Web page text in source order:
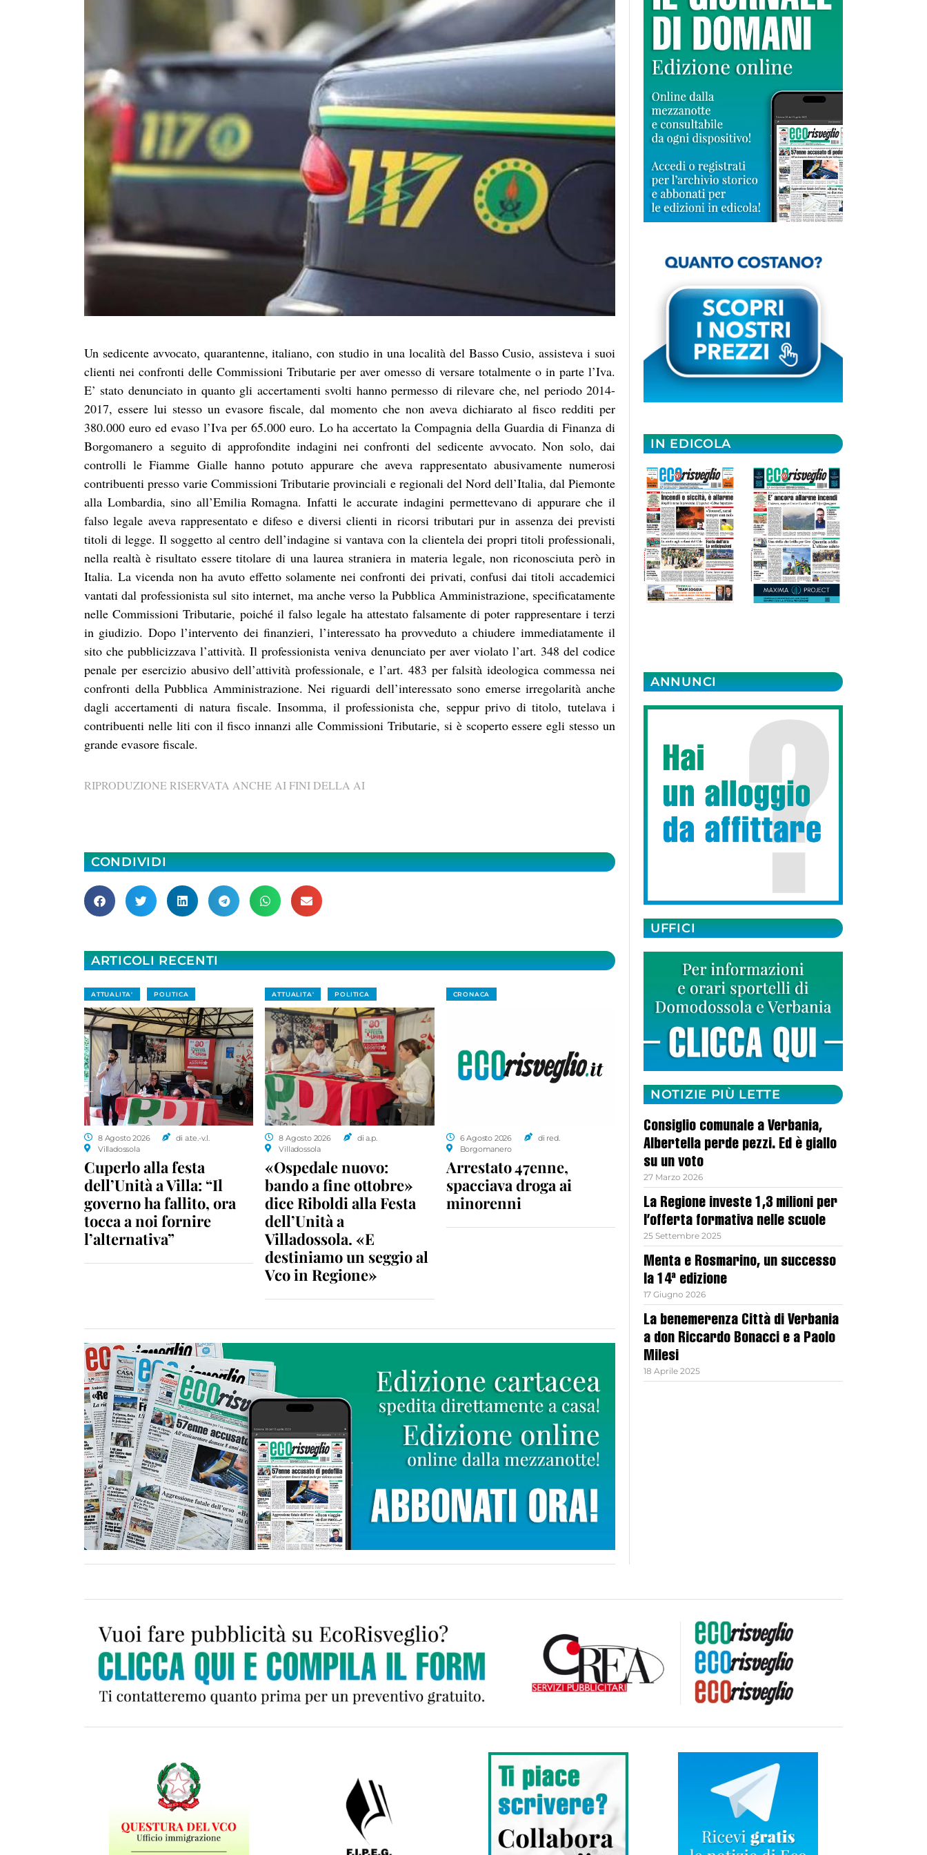
Un sedicente avvocato, quarantenne, italiano, con studio in una località del Basso Cusio, assisteva i suoi
clienti nei confronti delle Commissioni Tributarie per aver omesso di versare totalmente o in parte l’Iva.
E’ stato denunciato in quanto gli accertamenti svolti hanno permesso di rilevare che, nel periodo 2014-
2017, essere lui stesso un evasore fiscale, dal momento che non aveva dichiarato al fisco redditi per
380.000 euro ed evaso l’Iva per 65.000 euro. Lo ha accertato la Compagnia della Guardia di Finanza di
Borgomanero a seguito di approfondite indagini nei confronti del sedicente avvocato. Non solo, dai
controlli le Fiamme Gialle hanno potuto appurare che aveva rappresentato abusivamente numerosi
contribuenti presso varie Commissioni Tributarie provinciali e regionali del Nord dell’Italia, dal Piemonte
alla Lombardia, sino all’Emilia Romagna. Infatti le accurate indagini permettevano di appurare che il
falso legale aveva rappresentato e difeso e diversi clienti in ricorsi tributari pur in assenza dei previsti
titoli di legge. Il soggetto al centro dell’indagine si vantava con la clientela dei propri titoli professionali,
nella realtà è risultato essere titolare di una laurea straniera in materia legale, non riconosciuta però in
Italia. La vicenda non ha avuto effetto solamente nei confronti dei privati, confusi dai titoli accademici
vantati dal professionista sul sito internet, ma anche verso la Pubblica Amministrazione, specificatamente
nelle Commissioni Tributarie, poiché il falso legale ha attestato falsamente di poter rappresentare i terzi
in giudizio. Dopo l’intervento dei finanzieri, l’interessato ha provveduto a chiudere immediatamente il
sito che pubblicizzava l’attività. Il professionista veniva denunciato per aver violato l’art. 348 del codice
penale per esercizio abusivo dell’attività professionale, e l’art. 483 per falsità ideologica commessa nei
confronti della Pubblica Amministrazione. Nei riguardi dell’interessato sono emerse irregolarità anche
dagli accertamenti di natura fiscale. Insomma, il professionista che, seppur privo di titolo, tutelava i
contribuenti nelle liti con il fisco innanzi alle Commissioni Tributarie, si è scoperto essere egli stesso un
grande evasore fiscale.
RIPRODUZIONE RISERVATA ANCHE AI FINI DELLA AI
CONDIVIDI
ARTICOLI RECENTI
ATTUALITA' POLITICA
8 Agosto 2026
di a.te.-v.l.
Villadossola
Cuperlo alla festa
dell’Unità a Villa: “Il
governo ha fallito, ora
tocca a noi fornire
l’alternativa”
ATTUALITA' POLITICA
8 Agosto 2026
di a.p.
Villadossola
«Ospedale nuovo:
bando a fine ottobre»
dice Riboldi alla Festa
dell’Unità a
Villadossola. «E
destiniamo un seggio al
Vco in Regione»
CRONACA
6 Agosto 2026
di red.
Borgomanero
Arrestato 47enne,
spacciava droga ai
minorenni
IN EDICOLA
ANNUNCI
UFFICI
NOTIZIE PIÙ LETTE
Consiglio comunale a Verbania,
Albertella perde pezzi. Ed è giallo
su un voto
27 Marzo 2026
La Regione investe 1,3 milioni per
l’offerta formativa nelle scuole
25 Settembre 2025
Menta e Rosmarino, un successo
la 14ª edizione
17 Giugno 2026
La benemerenza Città di Verbania
a don Riccardo Bonacci e a Paolo
Milesi
18 Aprile 2025